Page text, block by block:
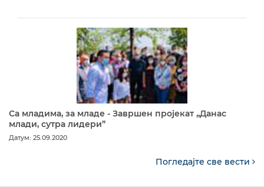
Са младима, за младе - Завршен пројекат „Данас
млади, сутра лидери”
Датум: 25.09.2020
Погледајте све вести